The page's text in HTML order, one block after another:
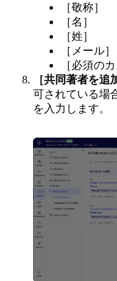
［敬称］
［名］
［姓］
［メール］
［必須の
［共同著者を追
可されている場
を入力します。